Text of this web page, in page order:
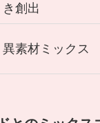
き創出
異素材ミックス